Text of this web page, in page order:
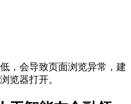
，会导致页面浏览异常，建
览器打开。